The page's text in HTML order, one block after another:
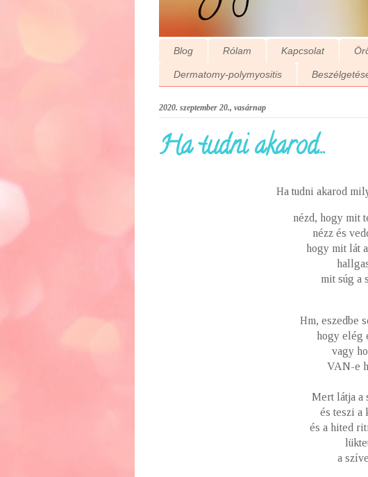
Blog Rólam Kapcsolat
Dermatomy-polymyositis
2020. szeptember 20., vasárnap
Ha tudni akarod...
Ha tudni akarod
nézd, hogy mit
nézz és
hogy mit lát
mit súg a
Hm, eszedbe
hogy elég
vagy
VAN-e
Mert látja a
és teszi a
és a hited
a